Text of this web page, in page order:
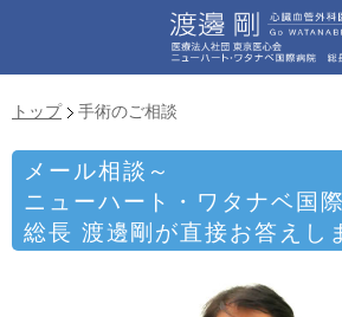
トップ 手術のご相談
メール相談～
ニューハート・ワタナベ国
総長 渡邊剛が直接お答えし